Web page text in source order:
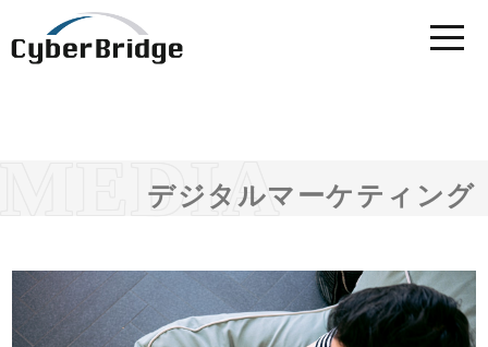
デジタルマーケティング